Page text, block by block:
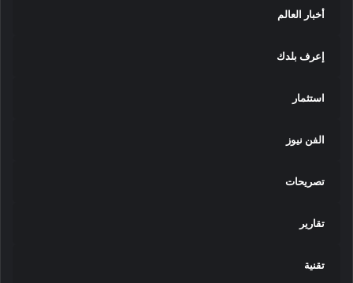
أخبار العالم
إعرف بلدك
استثمار
الفن نيوز
تصريحات
تقارير
تقنية